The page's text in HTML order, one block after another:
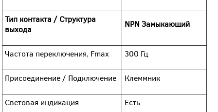
Тип контакта / Структура
выхода
NPN Замыкающий
Частота переключения, Fmax 300 Гц
Присоединение / Подключение Клеммник
Световая индикация Есть